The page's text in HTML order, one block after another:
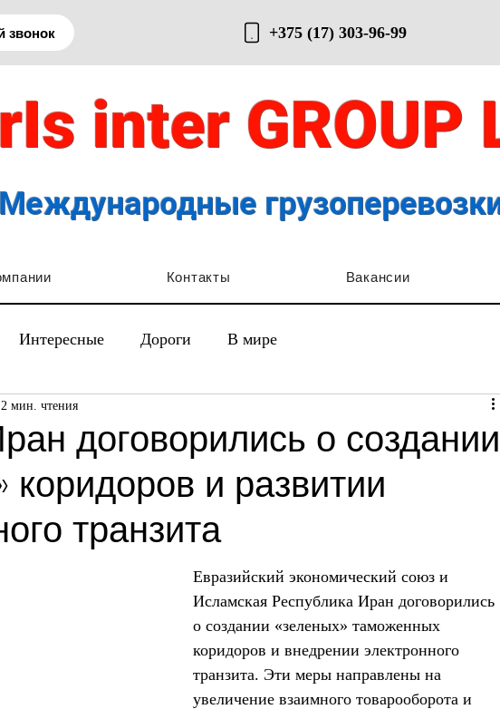
звонок +375 (17) 303-96-99
inter GROUP
Международные
Контакты Вакансии
Интересные Дороги В мире
договорились о создании
коридоров и развитии
транзита
2 мин. чтения
Евразийский экономический союз и
Исламская Республика Иран договорились
о создании «зеленых» таможенных
коридоров и внедрении электронного
транзита. Эти меры направлены на
увеличение взаимного товарооборота и